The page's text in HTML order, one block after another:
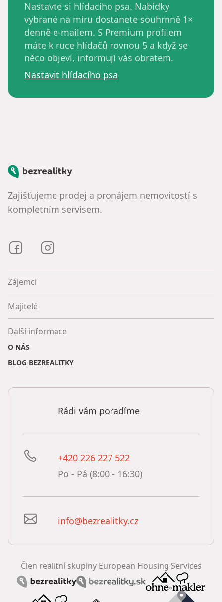
Nastavte si hlídacího psa. Nabídky
vybrané na míru dostanete souhrnně 1×
denně e-mailem. S Premium profilem
máte k ruce hlídačů rovnou 5 a když se
něco objeví, informují vás obratem.
Nastavit hlídacího psa
Bezrealitky
Zajišťujeme prodej a pronájem nemovitostí s
kompletním servisem.
Bezrealitky na Facebooku
Zájemci
Majitelé
Další informace
O NÁS
BLOG BEZREALITKY
Rádi vám poradíme
+420 226 227 522
Po - Pá (8:00 - 16:30)
info@bezrealitky.cz
Člen realitní skupiny European Housing Services